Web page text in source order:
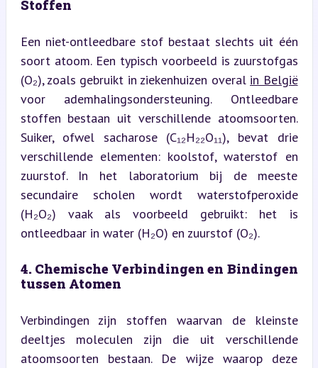
Stoffen
Een niet-ontleedbare stof bestaat slechts uit één
soort atoom. Een typisch voorbeeld is zuurstofgas
(O₂), zoals gebruikt in ziekenhuizen overal in België
voor ademhalingsondersteuning. Ontleedbare
stoffen bestaan uit verschillende atoomsoorten.
Suiker, ofwel sacharose (C₁₂H₂₂O₁₁), bevat drie
verschillende elementen: koolstof, waterstof en
zuurstof. In het laboratorium bij de meeste
secundaire scholen wordt waterstofperoxide
(H₂O₂) vaak als voorbeeld gebruikt: het is
ontleedbaar in water (H₂O) en zuurstof (O₂).
4. Chemische Verbindingen en Bindingen
tussen Atomen
Verbindingen zijn stoffen waarvan de kleinste
deeltjes moleculen zijn die uit verschillende
atoomsoorten bestaan. De wijze waarop deze